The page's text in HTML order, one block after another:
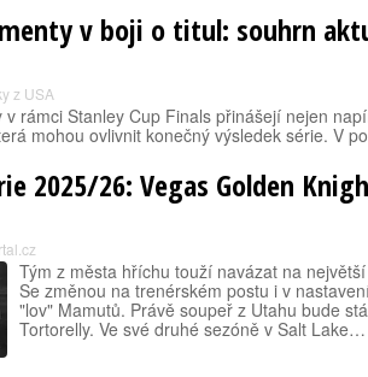
v boji o titul: souhrn
z USA
v rámci Stanley Cup Finals přinášejí nejen
mohou ovlivnit konečný výsledek série. V
2025/26: Vegas Golden
Tým z města hříchu touží navázat na
Se změnou na trenérském postu i v
"lov" Mamutů. Právě soupeř z Utahu bude
Tortorelly. Ve své druhé sezóně v Salt Lake…